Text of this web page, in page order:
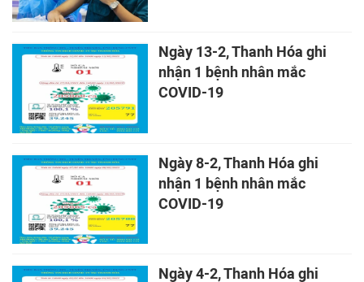
Ngày 13-2, Thanh Hóa ghi
nhận 1 bệnh nhân mắc
COVID-19
Ngày 8-2, Thanh Hóa ghi
nhận 1 bệnh nhân mắc
COVID-19
Ngày 4-2, Thanh Hóa ghi